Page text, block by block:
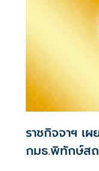
ราชกิจจาฯ เ
กมธ.พิทักษ์ส